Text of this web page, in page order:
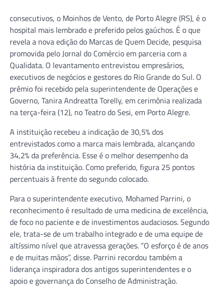
consecutivos, o Moinhos de Vento, de Porto Alegre (RS), é o
hospital mais lembrado e preferido pelos gaúchos. É o que
revela a nova edição do Marcas de Quem Decide, pesquisa
promovida pelo Jornal do Comércio em parceria com a
Qualidata. O levantamento entrevistou empresários,
executivos de negócios e gestores do Rio Grande do Sul. O
prêmio foi recebido pela superintendente de Operações e
Governo, Tanira Andreatta Torelly, em cerimônia realizada
na terça-feira (12), no Teatro do Sesi, em Porto Alegre.
A instituição recebeu a indicação de 30,5% dos
entrevistados como a marca mais lembrada, alcançando
34,2% da preferência. Esse é o melhor desempenho da
história da instituição. Como preferido, figura 25 pontos
percentuais à frente do segundo colocado.
Para o superintendente executivo, Mohamed Parrini, o
reconhecimento é resultado de uma medicina de excelência,
de foco no paciente e de investimentos audaciosos. Segundo
ele, trata-se de um trabalho integrado e de uma equipe de
altíssimo nível que atravessa gerações. “O esforço é de anos
e de muitas mãos”, disse. Parrini recordou também a
liderança inspiradora dos antigos superintendentes e o
apoio e governança do Conselho de Administração.